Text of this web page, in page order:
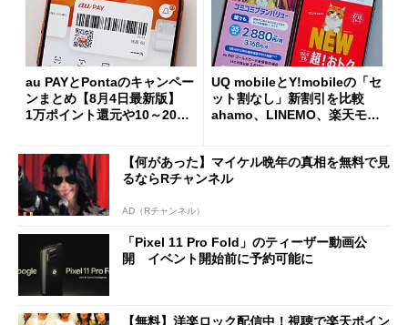
au PAYとPontaのキャンペー
ンまとめ【8月4日最新版】
1万ポイント還元や10～20％
UQ mobileとY!mobileの「セ
ット割なし」新割引を比較
ahamo、LINEMO、楽天モバ
【何があった】マイケル晩年の真相を無料で見
るならRチャンネル
AD（Rチャンネル）
「Pixel 11 Pro Fold」のティーザー動画公
開 イベント開始前に予約可能に
【無料】洋楽ロック配信中！視聴で楽天ポイン